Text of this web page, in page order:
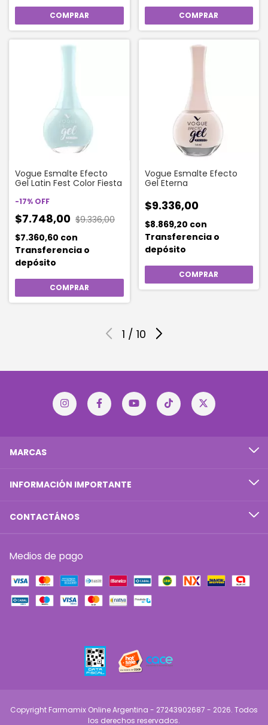
Vogue Esmalte Efecto
Gel Latin Fest Color Fiesta
-17% OFF
$7.748,00 $9.336,00
$7.360,60 con
Transferencia o
depósito
Vogue Esmalte Efecto
Gel Eterna
$9.336,00
$8.869,20 con
Transferencia o
depósito
1 / 10
MARCAS
INFORMACIÓN IMPORTANTE
CONTACTÁNOS
Medios de pago
Copyright Farmamix Online Argentina - 27243902687 - 2026. Todos
los derechos reservados.